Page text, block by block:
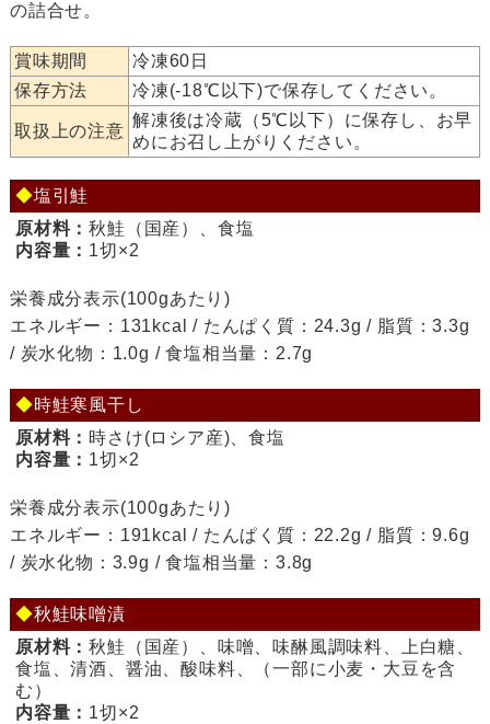
の詰合せ。
賞味期間
冷凍60日
保存方法
冷凍(-18℃以下)で保存してください。
取扱上の注意
解凍後は冷蔵（5℃以下）に保存し、お早
めにお召し上がりください。
◆塩引鮭
原材料：秋鮭（国産）、食塩
内容量： 1切×2
栄養成分表示(100gあたり)
エネルギー：131kcal / たんぱく質：24.3g / 脂質：3.3g
/ 炭水化物：1.0g / 食塩相当量：2.7g
◆時鮭寒風干し
原材料： 時さけ(ロシア産)、食塩
内容量： 1切×2
栄養成分表示(100gあたり)
エネルギー：191kcal / たんぱく質：22.2g / 脂質：9.6g
/ 炭水化物：3.9g / 食塩相当量：3.8g
◆秋鮭味噌漬
原材料：秋鮭（国産）、味噌、味醂風調味料、上白糖、
食塩、清酒、醤油、酸味料、（一部に小麦・大豆を含
む）
内容量： 1切×2